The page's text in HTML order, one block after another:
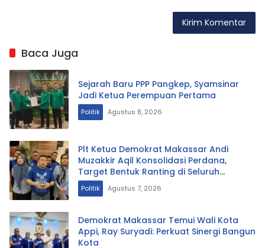
Baca Juga
Sejarah Baru PPP Pangkep, Syamsinar
Jadi Ketua Perempuan Pertama
Politik Agustus 8, 2026
Plt Ketua Demokrat Makassar Andi
Muzakkir Aqil Konsolidasi Perdana,
Target Bentuk Ranting di Seluruh
Kelurahan
Politik Agustus 7, 2026
Demokrat Makassar Temui Wali Kota
Appi, Ray Suryadi: Perkuat Sinergi Bangun
Kota